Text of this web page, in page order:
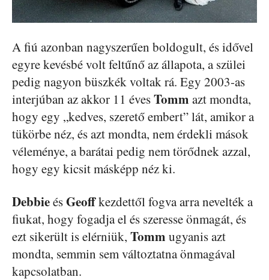
A fiú azonban nagyszerűen boldogult, és idővel
egyre kevésbé volt feltűnő az állapota, a szülei
pedig nagyon büszkék voltak rá. Egy 2003-as
interjúban az akkor 11 évesTomm azt mondta,
hogy egy „kedves, szerető embert” lát, amikor a
tükörbe néz, és azt mondta, nem érdekli mások
véleménye, a barátai pedig nem törődnek azzal,
hogy egy kicsit másképp néz ki.
DebbieésGeoffkezdettől fogva arra nevelték a
fiukat, hogy fogadja el és szeresse önmagát, és
ezt sikerült is elérniük, Tomm ugyanis azt
mondta, semmin sem változtatna önmagával
kapcsolatban.